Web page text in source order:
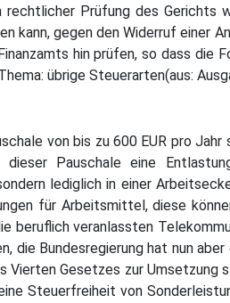
rechtlicher Prüfung des
kann, gegen den Widerruf einer
hin prüfen, so dass
übrige Steuerarten(aus:
von bis zu 600 EUR pro Jahr
Pauschale eine
lediglich in einer
für Arbeitsmittel, diese
beruflich veranlassten
die Bundesregierung hat nun
Gesetzes zur Umsetzung
Steuerfreiheit von